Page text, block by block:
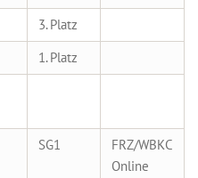
3. Platz
1. Platz
SG1
FRZ/WBKC
Online